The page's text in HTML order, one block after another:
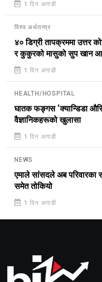
1 दिन अगाडी
विश्व अर्थतन्त्र
४० डिग्री तापक्रममा उत्तर
र कुकुरको मासुको सुप खान
1 दिन अगाडी
HEALTH/HOSPITAL
घातक फङ्गस ‘क्यान्डिडा
वैज्ञानिकहरूको खुलासा
1 दिन अगाडी
NEWS
एमाले सांसदले अब परिवारका
समेत तोकियो
1 दिन अगाडी